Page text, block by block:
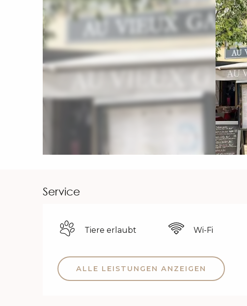
Service
Tiere erlaubt Wi-Fi
ALLE LEISTUNGEN ANZEIGEN